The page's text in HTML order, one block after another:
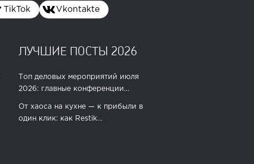
TikTok Vkontakte
ЛУЧШИЕ ПОСТЫ 2026
Топ деловых мероприятий июля
2026: главные конференции...
От хаоса на кухне — к прибыли в
один клик: как Restik...